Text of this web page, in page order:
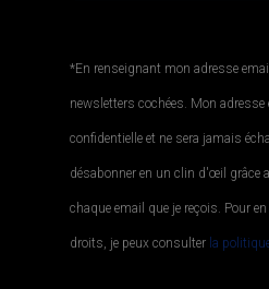
*En renseignant mon adresse
newsletters cochées. Mon
confidentielle et ne sera jamais
désabonner en un clin d'œil grâce
chaque email que je reçois. Pour
droits, je peux consulter la